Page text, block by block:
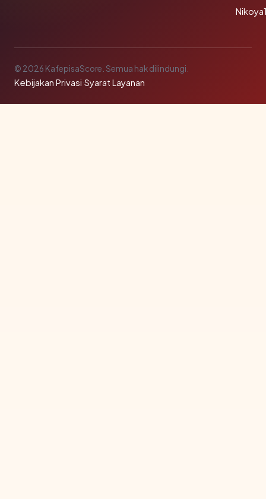
© 2026 KafepisaScore. Semua hak dilindungi.
Kebijakan Privasi·Syarat Layanan